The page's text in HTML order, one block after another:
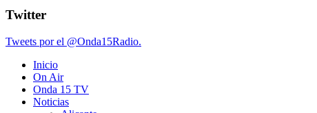
Twitter
Tweets por el @Onda15Radio.
Inicio
On Air
Onda 15 TV
Noticias